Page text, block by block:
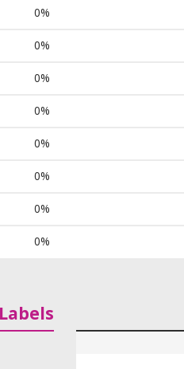
0%
0%
0%
0%
0%
0%
0%
0%
Labels